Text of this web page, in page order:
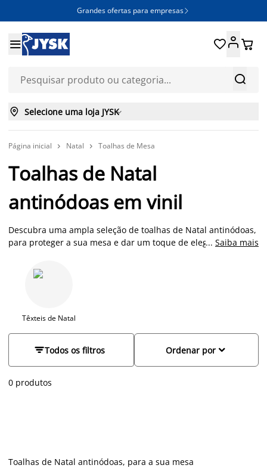
Grandes ofertas para empresas 


 
 Selecione uma loja JYSK
Página inicial  Natal  Toalhas de Mesa
Toalhas de Natal
antinódoas em vinil
Descubra uma ampla seleção de toalhas de Natal antinódoas,
para proteger a sua mesa e dar um toque de elegância às
acessível de transformar a sua mesa de jantar num espaço
prático e decorado a rigor para a ocasião. Pode criar uma
... Saiba mais
Têxteis de Natal
Todos os filtros 
Ordenar por
0 produtos
Toalhas de Natal antinódoas, para a sua mesa